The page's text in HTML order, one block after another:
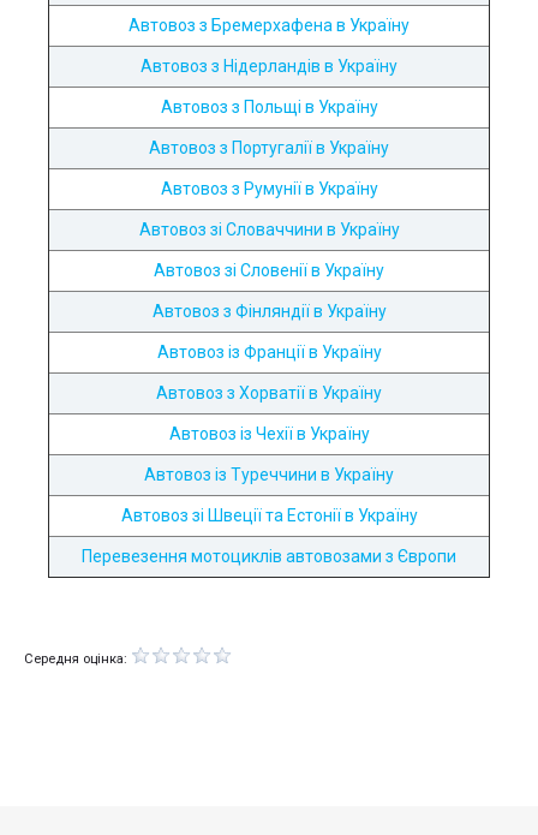
Автовоз з Бремерхафена в Україну
Автовоз з Нідерландів в Україну
Автовоз з Польщі в Україну
Автовоз з Португалії в Україну
Автовоз з Румунії в Україну
Автовоз зі Словаччини в Україну
Автовоз зі Словенії в Україну
Автовоз з Фінляндії в Україну
Автовоз із Франції в Україну
Автовоз з Хорватії в Україну
Автовоз із Чехії в Україну
Автовоз із Туреччини в Україну
Автовоз зі Швеції та Естонії в Україну
Перевезення мотоциклів автовозами з Європи
Середня оцінка: